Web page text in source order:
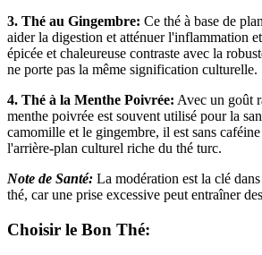
3. Thé au Gingembre: Ce thé à base de
aider la digestion et atténuer l'inflammation
épicée et chaleureuse contraste avec la
ne porte pas la même signification culturelle.
4. Thé à la Menthe Poivrée: Avec un goût
menthe poivrée est souvent utilisé pour la
camomille et le gingembre, il est sans
l'arrière-plan culturel riche du thé turc.
Note de Santé: La modération est la clé
thé, car une prise excessive peut entraîner
Choisir le Bon Thé: